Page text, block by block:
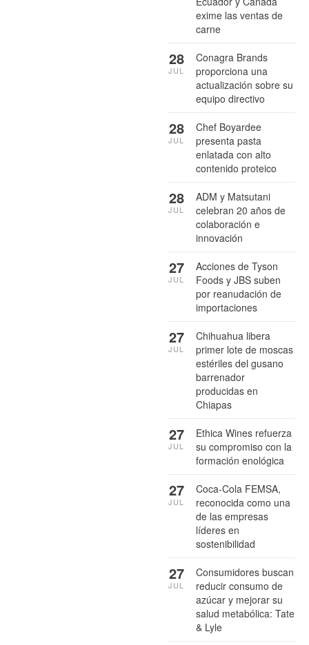
exime las ventas de
carne
Conagra Brands
proporciona una
actualización sobre su
equipo directivo
28
JUL
Chef Boyardee
presenta pasta
enlatada con alto
contenido proteico
28
JUL
ADM y Matsutani
celebran 20 años de
colaboración e
innovación
28
JUL
Acciones de Tyson
Foods y JBS suben
por reanudación de
importaciones
27
JUL
Chihuahua libera
primer lote de moscas
estériles del gusano
barrenador
producidas en
Chiapas
27
JUL
Ethica Wines refuerza
su compromiso con la
formación enológica
27
JUL
Coca-Cola FEMSA,
reconocida como una
de las empresas
líderes en
sostenibilidad
27
JUL
Consumidores buscan
reducir consumo de
azúcar y mejorar su
salud metabólica: Tate
& Lyle
27
JUL